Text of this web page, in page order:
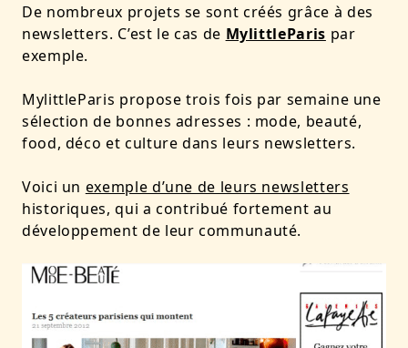
De nombreux projets se sont créés grâce à des
newsletters. C’est le cas de MylittleParis par
exemple.
MylittleParis propose trois fois par semaine une
sélection de bonnes adresses : mode, beauté,
food, déco et culture dans leurs newsletters.
Voici un exemple d’une de leurs newsletters
historiques, qui a contribué fortement au
développement de leur communauté.